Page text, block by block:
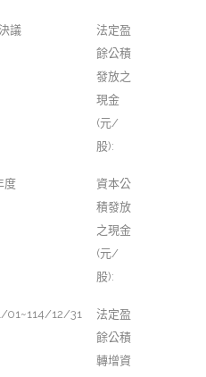
議
法定盈
餘公積
發放之
現金
(元/
股):
度
資本公
積發放
之現金
(元/
股):
01~114/12/31
法定盈
餘公積
轉增資